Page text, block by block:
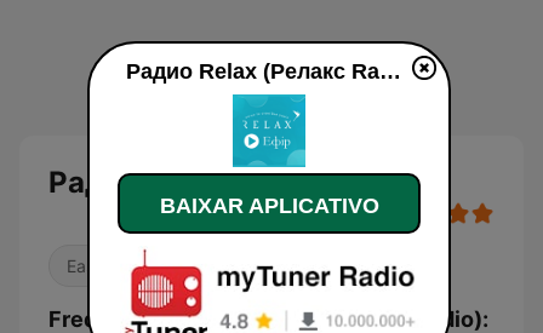
Радио Relax (Релакс Radio)
Easy Listening Chillout
Frequências Радио Relax (Релакс Radio):
Радио Relax (Релакс Radio) ao vivo
BAIXAR APLICATIVO